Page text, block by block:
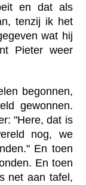
en dat als
tenzij ik het
wat hij
Pieter weer
begonnen,
gewonnen.
"Here, dat is
nog, we
En toen
En toen
net aan tafel,